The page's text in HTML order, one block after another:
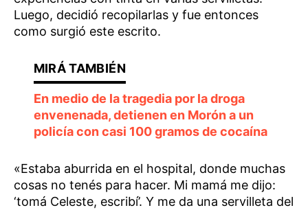
Luego, decidió recopilarlas y fue entonces
como surgió este escrito.
En medio de la tragedia por la droga
envenenada, detienen en Morón a un
policía con casi 100 gramos de cocaína
«Estaba aburrida en el hospital, donde muchas
cosas no tenés para hacer. Mi mamá me dijo:
‘tomá Celeste, escribí’. Y me da una servilleta del